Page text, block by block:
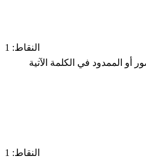
النقاط: 1
أو الممدود في الكلمة الآتية
النقاط: 1